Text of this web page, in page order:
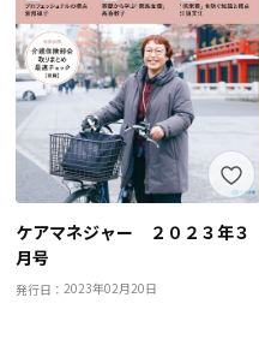
ケアマネジャー ２０２３年３
月号
発行日：2023年02月20日